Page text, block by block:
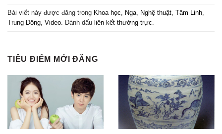
Bài viết này được đăng trong Khoa học Nga Nghệ thuật Tâm Linh
Trung Đông Video . Đánh dấu liên kết thường trực
TIÊU ĐIỂM MỚI ĐĂNG